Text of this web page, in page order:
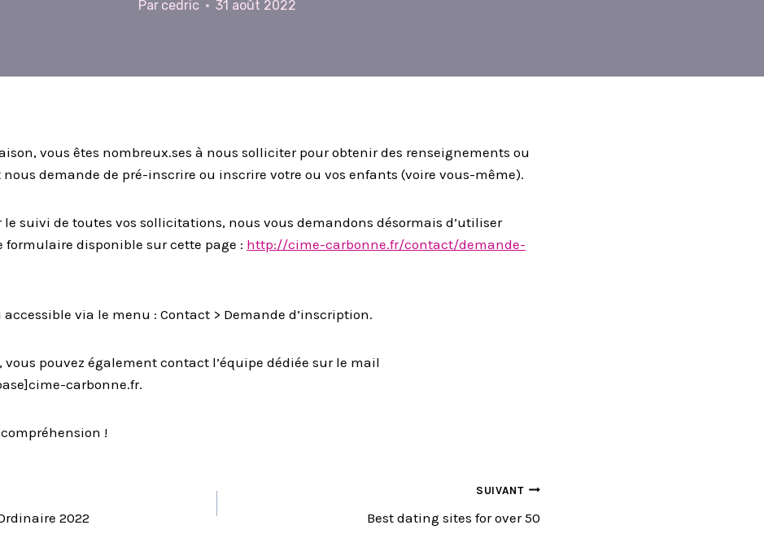
Par cedric 31 août 2022
vous êtes nombreux.ses à nous solliciter pour obtenir des renseignements ou
demande de pré-inscrire ou inscrire votre ou vos enfants (voire vous-même).
suivi de toutes vos sollicitations, nous vous demandons désormais d’utiliser
disponible sur cette page : http://cime-carbonne.fr/contact/demande-
via le menu : Contact > Demande d’inscription.
vous pouvez également contact l’équipe dédiée sur le mail
carbonne.fr.
!
2022
SUIVANT
Best dating sites for over 50